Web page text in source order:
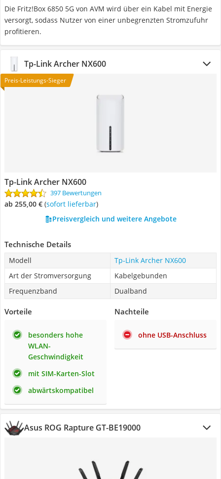
Die Fritz!Box 6850 5G von AVM wird über ein Kabel mit Energie
versorgt, sodass Nutzer von einer unbegrenzten Stromzufuhr
profitieren.
Tp-Link Archer NX600
Preis-Leistungs-Sieger
Tp-Link Archer NX600
397 Bewertungen
ab 255,00 € ( Sofort lieferbar)
Preisvergleich und weitere Angebote
Technische Details
Modell
Tp-Link Archer NX600
Art der Stromversorgung
Kabelgebunden
Frequenzband
Dualband
Vorteile
besonders hohe
WLAN-
Geschwindigkeit
mit SIM-Karten-Slot
abwärtskompatibel
Nachteile
ohne USB-Anschluss
Asus ROG Rapture GT-BE19000